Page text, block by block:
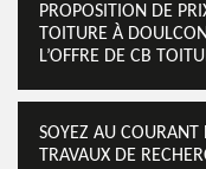
PROPOSITION DE
TOITURE À
L’OFFRE DE CB
SOYEZ AU COURANT
TRAVAUX DE